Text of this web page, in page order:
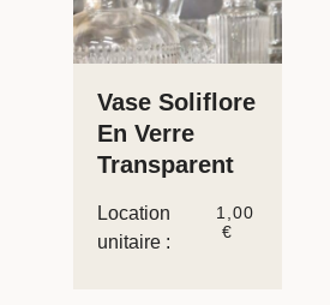
Vase Soliflore
En Verre
Transparent
Location
unitaire :
1,00
€